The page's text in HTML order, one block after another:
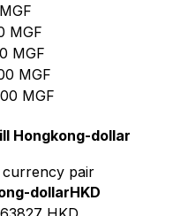
MGF
MGF
MGF
MGF
MGF
Hongkong-dollar
currency pair
dollarHKD